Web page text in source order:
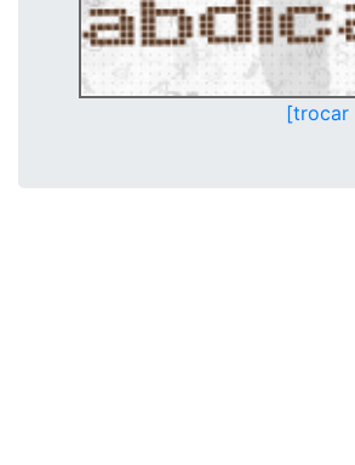
[trocar